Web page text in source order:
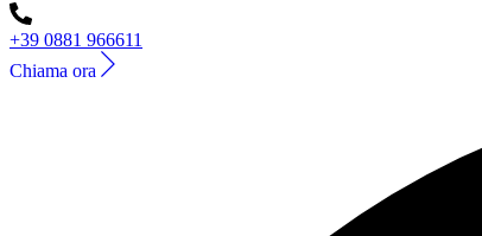
+39 0881 966611
Chiama ora